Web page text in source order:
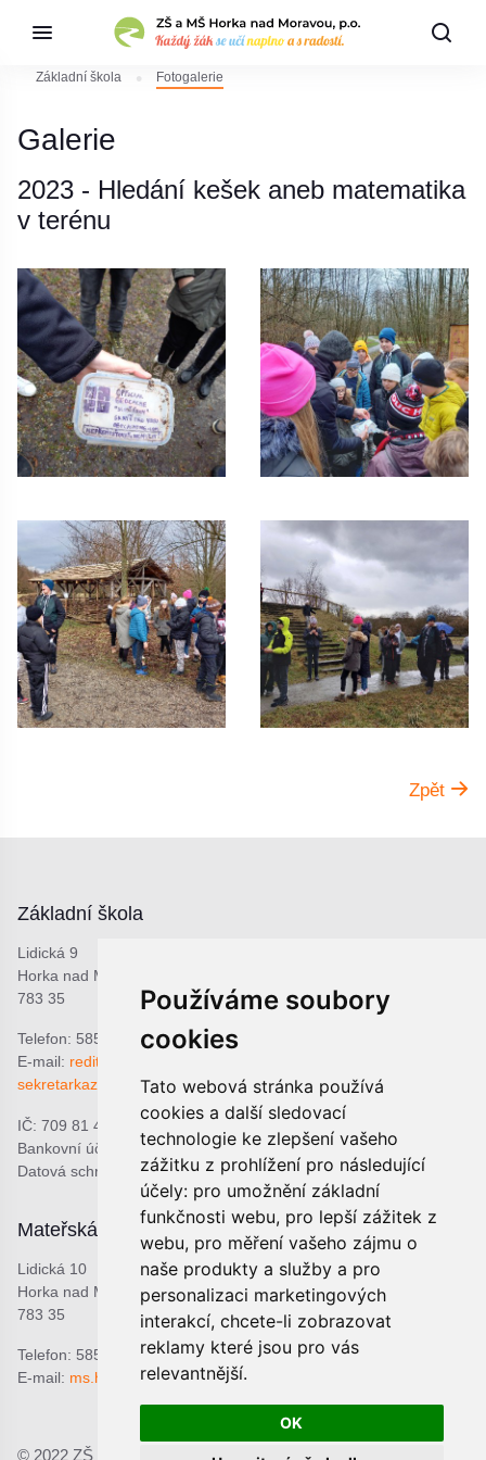
Používáme soubory
cookies
Tato webová stránka používá
cookies a další sledovací
technologie ke zlepšení vašeho
zážitku z prohlížení pro následující
účely: pro umožnění základní
funkčnosti webu, pro lepší zážitek z
webu, pro měření vašeho zájmu o
naše produkty a služby a pro
personalizaci marketingových
interakcí, chcete-li zobrazovat
reklamy které jsou pro vás
relevantnější.
OK
Základní škola Fotogalerie
Galerie
2023 - Hledání kešek aneb matematika
v terénu
Zpět
Základní škola
Lidická 9
Horka nad Moravou
783 35
Telefon: 585 378 047
E-mail: reditel@zshorka.cz
sekretarkazshorka@seznam.cz
IČ: 709 81 493
Bankovní účet: 1809609309/0800
Datová schránka: bjema48
Mateřská škola
Lidická 10
Horka nad Moravou
783 35
Telefon: 585 378 068
E-mail: ms.horka@seznam.cz
Školní jídelna
Lidická 9
Horka nad Moravou
783 35
Telefon: 601 537 678
© 2022 ZŠ a MŠ Horka nad Moravou, p.o.; Prohlášení o